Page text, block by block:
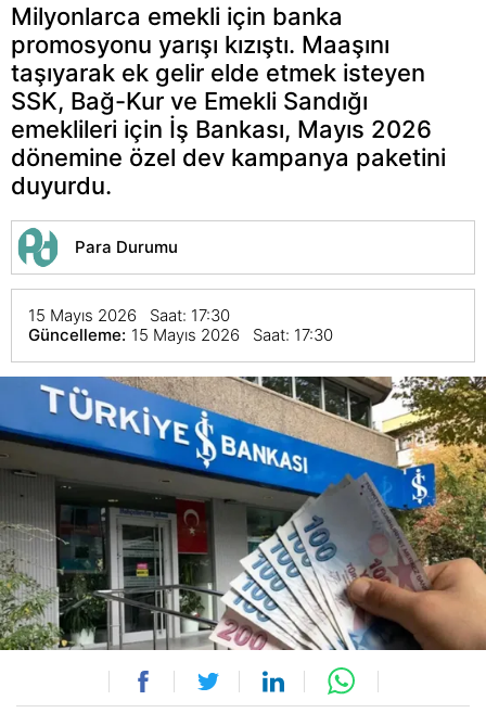
Milyonlarca emekli için banka
promosyonu yarışı kızıştı. Maaşını
taşıyarak ek gelir elde etmek isteyen
SSK, Bağ-Kur ve Emekli Sandığı
emeklileri için İş Bankası, Mayıs 2026
dönemine özel dev kampanya paketini
duyurdu.
Para Durumu
15 Mayıs 2026 Saat: 17:30
Güncelleme: 15 Mayıs 2026 Saat: 17:30